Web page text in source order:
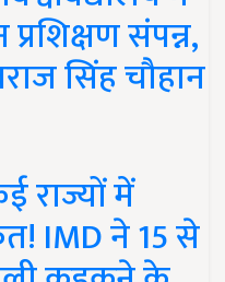
संपन्न,
सिंह चौहान
राज्यों में
IMD ने 15 से